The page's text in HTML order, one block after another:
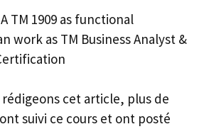
TM 1909 as functional
work as TM Business Analyst &
rédigeons cet article, plus de
suivi ce cours et ont posté